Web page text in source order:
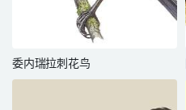
委内瑞拉刺花鸟